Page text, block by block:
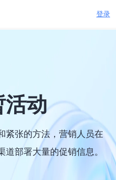
登录
活动
紧张的方法，营销人员在
部署大量的促销信息。